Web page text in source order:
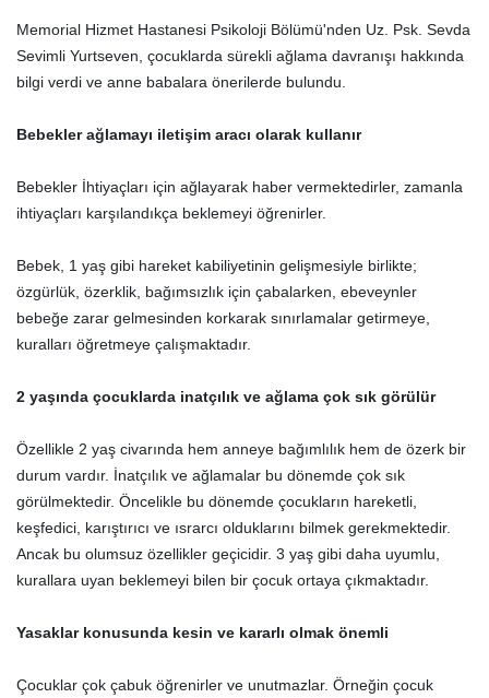
Memorial Hizmet Hastanesi Psikoloji Bölümü'nden Uz. Psk. Sevda
Sevimli Yurtseven, çocuklarda sürekli ağlama davranışı hakkında
bilgi verdi ve anne babalara önerilerde bulundu.
Bebekler ağlamayı iletişim aracı olarak kullanır
Bebekler İhtiyaçları için ağlayarak haber vermektedirler, zamanla
ihtiyaçları karşılandıkça beklemeyi öğrenirler.
Bebek, 1 yaş gibi hareket kabiliyetinin gelişmesiyle birlikte;
özgürlük, özerklik, bağımsızlık için çabalarken, ebeveynler
bebeğe zarar gelmesinden korkarak sınırlamalar getirmeye,
kuralları öğretmeye çalışmaktadır.
2 yaşında çocuklarda inatçılık ve ağlama çok sık görülür
Özellikle 2 yaş civarında hem anneye bağımlılık hem de özerk bir
durum vardır. İnatçılık ve ağlamalar bu dönemde çok sık
görülmektedir. Öncelikle bu dönemde çocukların hareketli,
keşfedici, karıştırıcı ve ısrarcı olduklarını bilmek gerekmektedir.
Ancak bu olumsuz özellikler geçicidir. 3 yaş gibi daha uyumlu,
kurallara uyan beklemeyi bilen bir çocuk ortaya çıkmaktadır.
Yasaklar konusunda kesin ve kararlı olmak önemli
Çocuklar çok çabuk öğrenirler ve unutmazlar. Örneğin çocuk